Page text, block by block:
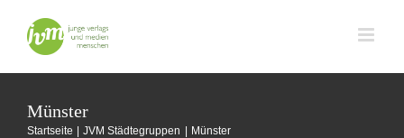
Inhalt
springen
Münster
Startseite JVM Städtegruppen Münster